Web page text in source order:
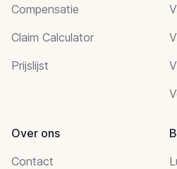
Compensatie
Claim Calculator
Prijslijst
Over ons
Contact